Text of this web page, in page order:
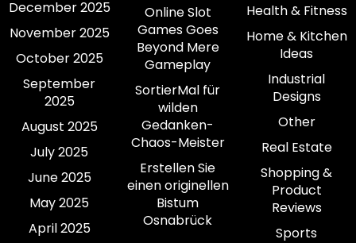
December 2025
November 2025
October 2025
September
2025
August 2025
July 2025
June 2025
May 2025
April 2025
Online Slot
Games Goes
Beyond Mere
Gameplay
SortierMal für
wilden
Gedanken-
Chaos-Meister
Erstellen Sie
einen originellen
Bistum
Osnabrück
Health & Fitness
Home & Kitchen
Ideas
Industrial
Designs
Other
Real Estate
Shopping &
Product
Reviews
Sports